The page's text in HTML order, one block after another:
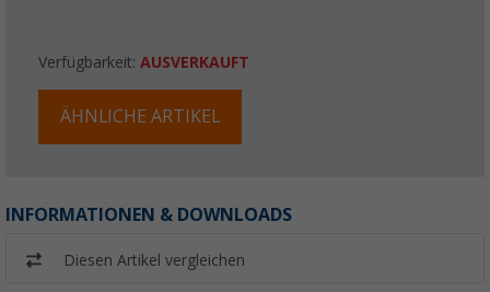
Verfügbarkeit: AUSVERKAUFT
ÄHNLICHE ARTIKEL
INFORMATIONEN & DOWNLOADS
Diesen Artikel vergleichen